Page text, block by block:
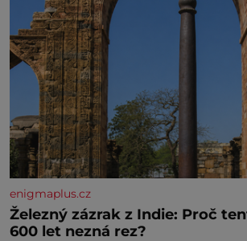
enigmaplus.cz
Železný zázrak z Indie: Proč
600 let nezná rez?